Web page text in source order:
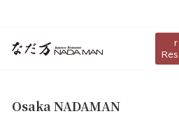
content
Osaka NADAMAN